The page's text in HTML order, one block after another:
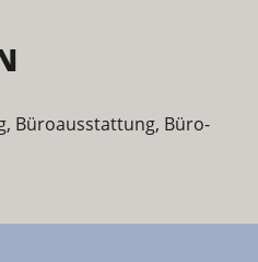
Büroausstattung, Büro-